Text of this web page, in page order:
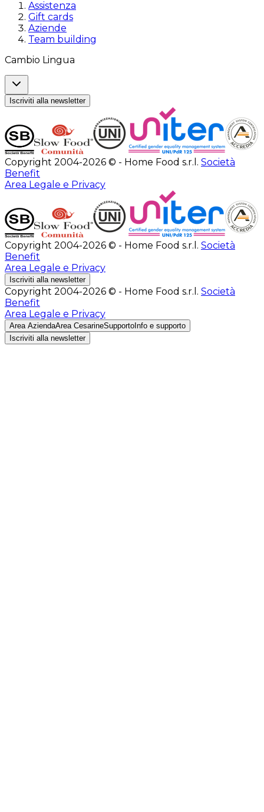
Assistenza
Gift cards
Aziende
Team building
Cambio Lingua
Iscriviti alla newsletter
Copyright 2004-2026 © - Home Food s.r.l. Società
Benefit
Area Legale e Privacy
Copyright 2004-2026 © - Home Food s.r.l. Società
Benefit
Area Legale e Privacy
Iscriviti alla newsletter
Copyright 2004-2026 © - Home Food s.r.l. Società
Benefit
Area Legale e Privacy
Area AziendaArea CesarineSupporto Info e supporto
Iscriviti alla newsletter